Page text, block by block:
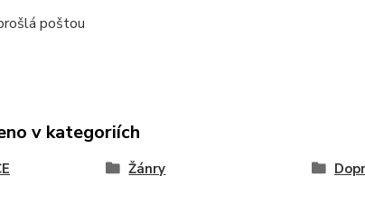
poštou
v kategoriích
Žánry